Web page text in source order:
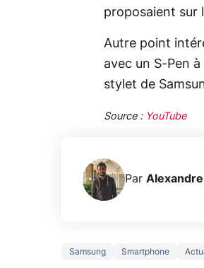
proposaient sur
Autre point
avec un S-Pen
stylet de
Source : YouTube
Par Alexandre
Samsung Smartphone
Ce que vous